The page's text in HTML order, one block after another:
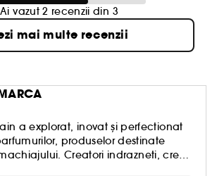
Ai vazut 2 recenzii din 3
mai multe recenzii
a explorat, inovat și perfectionat
produselor destinate
Creatori indrazneti, creatii
how atemporal. Cultura frumusetii